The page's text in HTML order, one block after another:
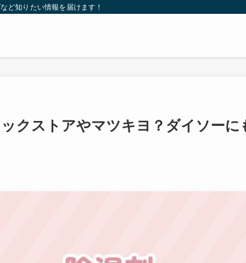
ど知りたい情報を届けます！
クストアやマツキヨ？ダイソーに